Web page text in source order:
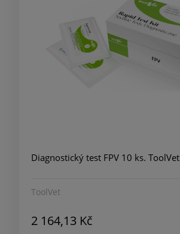
Diagnostický test FPV 10 ks. ToolVet
ToolVet
2 164,13 Kč